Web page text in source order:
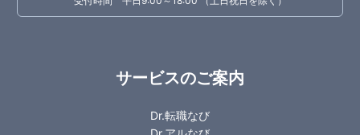
サービスのご案内
Dr.転職なび